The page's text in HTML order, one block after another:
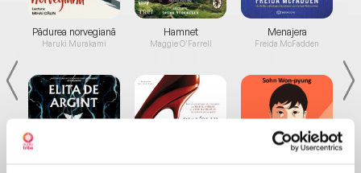
Pădurea norvegiană
Haruki Murakami
Hamnet
Maggie O'Farrell
Menajera
Freida McFadden